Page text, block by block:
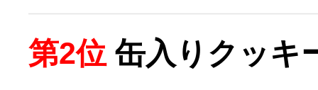
第2位 缶入りクッキ